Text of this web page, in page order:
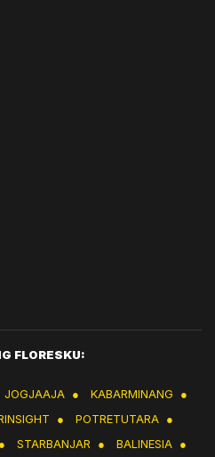
FLORESKU:
JOGJAAJA ● KABARMINANG
●
● POTRETUTARA ●
● STARBANJAR ● BALINESIA ●